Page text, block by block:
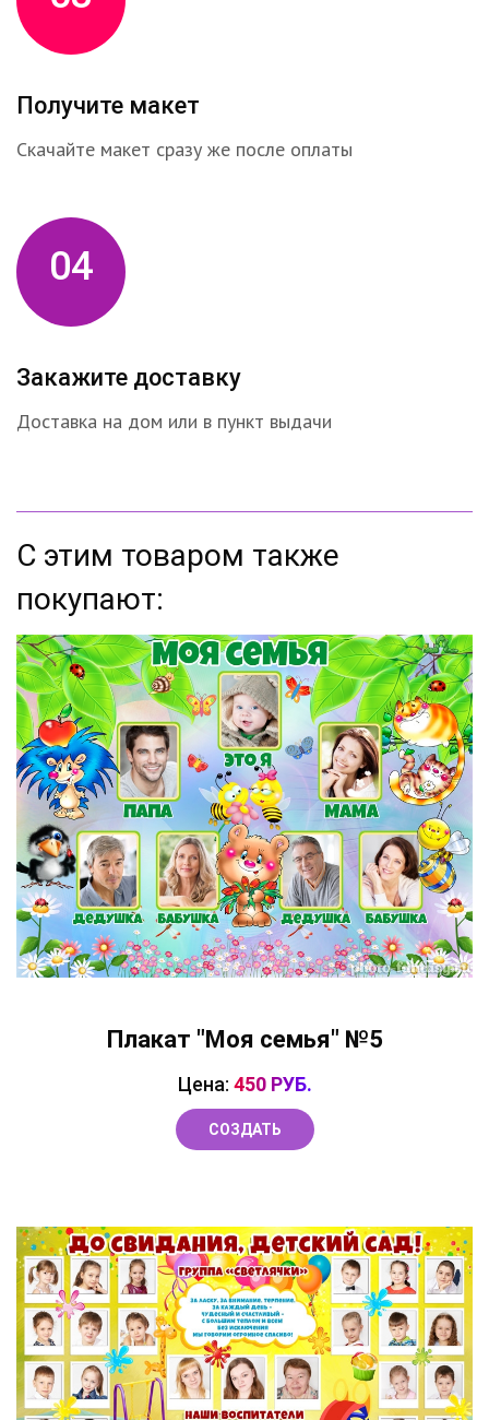
Получите макет
Скачайте макет сразу же после оплаты
04
Закажите доставку
Доставка на дом или в пункт выдачи
С этим товаром также
покупают:
Плакат "Моя семья" №5
Цена: 450 РУБ.
СОЗДАТЬ